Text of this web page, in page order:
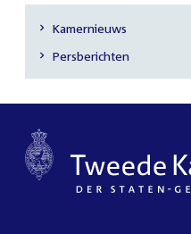
Secundaire
navigatie
Kamernieuws
Persberichten